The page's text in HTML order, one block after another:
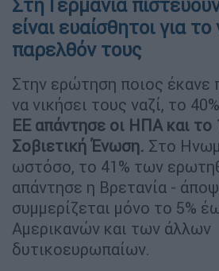
Στη Γερμανία
είναι ευαίσθητοι για το
παρελθόν τους
Στην ερώτηση ποιος έκανε
να νικήσει τους ναζί, το
ΕΕ απάντησε οι ΗΠΑ και το
Σοβιετική Ένωση. Στο
ωστόσο, το 41% των
απάντησε η Βρετανία -
συμμερίζεται μόνο το 5%
Αμερικανών και των άλλων
δυτικοευρωπαίων.